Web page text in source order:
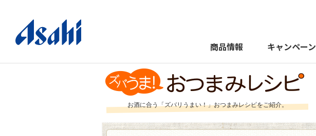
商品情報 キャンペーン
お酒に合う「ズバリうまい！」おつまみレシピをご紹介。